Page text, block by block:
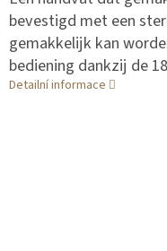
bevestigd met een
gemakkelijk kan
bediening dankzij de
Detailní informace